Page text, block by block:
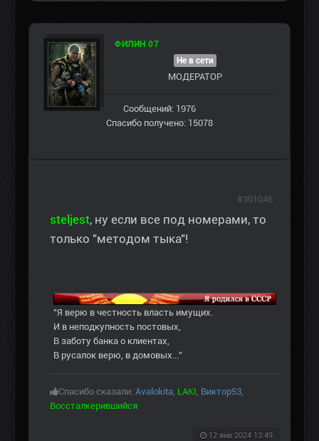
ФИЛИН 07
Не в сети
МОДЕРАТОР
Сообщений: 1976
Спасибо получено: 15078
steljest, ну если все под номерами, то
только "методом тыка"!
"Я верю в честность власть имущих.
И в неподкупность постовых,
В заботу банка о клиентах,
В русалок верю, в домовых..."
Спасибо сказали: Avalokita, LAKI, Виктор53,
Воссталкерившийся
12 янв 2024 13:49
#301046